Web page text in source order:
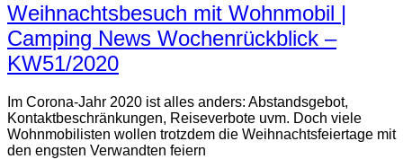
Weihnachtsbesuch mit Wohnmobil |
Camping News Wochenrückblick –
KW51/2020
Im Corona-Jahr 2020 ist alles anders: Abstandsgebot,
Kontaktbeschränkungen, Reiseverbote uvm. Doch viele
Wohnmobilisten wollen trotzdem die Weihnachtsfeiertage mit
den engsten Verwandten feiern